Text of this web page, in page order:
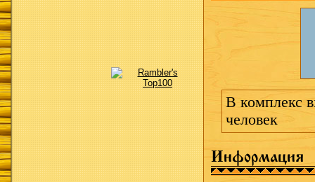
В комплекс
человек
Информация